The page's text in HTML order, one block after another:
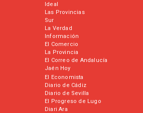
Ideal
Las Provincias
Sur
La Verdad
Información
El Comercio
La Provincia
El Correo de Andalucía
Jaén Hoy
El Economista
Diario de Cádiz
Diario de Sevilla
El Progreso de Lugo
Diari Ara